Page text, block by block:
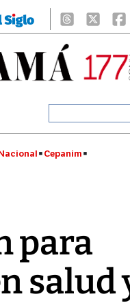
Cepanim
para
salud